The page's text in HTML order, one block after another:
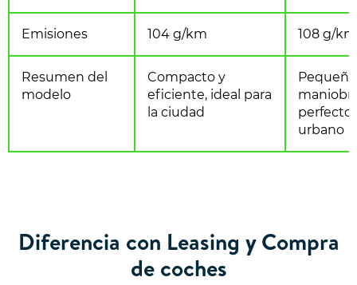
Emisiones 104 g/km 108 g/km
Resumen del
modelo
Compacto y
eficiente, ideal para
la ciudad
perfecto
urbano
Diferencia con Leasing y Compra
de coches